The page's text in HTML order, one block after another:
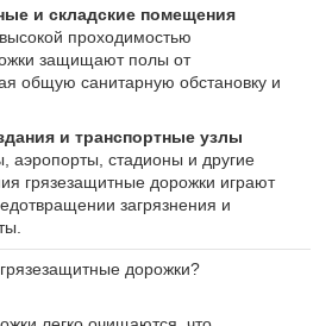
и складские помещения
проходимостью
защищают полы от
общую санитарную обстановку и
и транспортные узлы
аэропорты, стадионы и другие
грязезащитные дорожки играют
загрязнения и
дорожки?